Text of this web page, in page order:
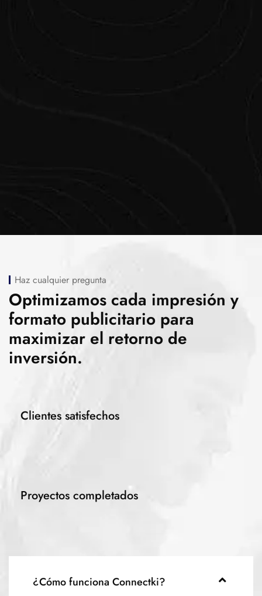
Haz cualquier pregunta
Optimizamos cada impresión y
formato publicitario para
maximizar el retorno de
inversión.
Clientes satisfechos
Proyectos completados
¿Cómo funciona Connectki?